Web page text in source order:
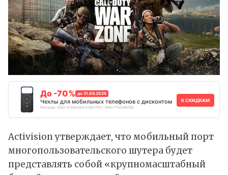
До -70% до 31.08.2026
Чехлы для мобильных телефонов с дисконтом
Реклама. ООО "АЛИБАБА.КОМ (РУ)", ИНН 7703380158
К СКИДКАМ
Activision утверждает, что мобильный порт
многопользовательского шутера будет
представлять собой «крупномасштабный